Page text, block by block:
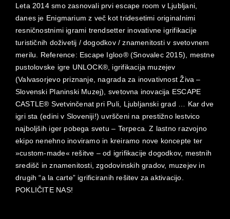
Leta 2014 smo zasnovali prvi escape room v Ljubljani,
danes je Enigmarium z več kot tridesetimi originalnimi
resničnostnimi igrami trendsetter inovativne igrifikacije
turističnih doživetij / dogodkov / znamenitosti v svetovnem
merilu. Reference: Escape Igloo® (Snovalec 2015), mestne
pustolovske igre UNLOCK®, igrifikacija muzejev
(Valvasorjevo priznanje, nagrada za inovativnost Živa –
Slovenski Planinski Muzej), svetovna inovacija ESCAPE
CASTLE® Svetvinčenat pri Puli, Ljubljanski grad … Kar dve
igri sta (edini v Sloveniji!) uvrščeni na prestižno lestvico
najboljših iger pobega svetu – Terpeca. Z lastno razvojno
ekipo nenehno inoviramo in kreiramo nove koncepte ter
»custom-made« rešitve – od igrifikacije dogodkov, mestnih
središč in znamenitosti, zgodovinskih gradov, muzejev in
drugih “a la carte” igrificiranih rešitev za aktivacijo.
POKLIČITE NAS!